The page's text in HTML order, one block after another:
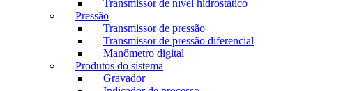
Transmissor de nível hidrostático
Pressão
Transmissor de pressão
Transmissor de pressão diferencial
Manômetro digital
Produtos do sistema
Gravador